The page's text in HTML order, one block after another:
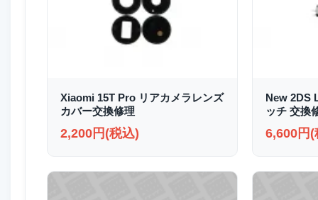
Xiaomi 15T Pro リアカメラレンズ
カバー交換修理
2,200円(税込)
New 2DS
ッチ 交換
6,600円(